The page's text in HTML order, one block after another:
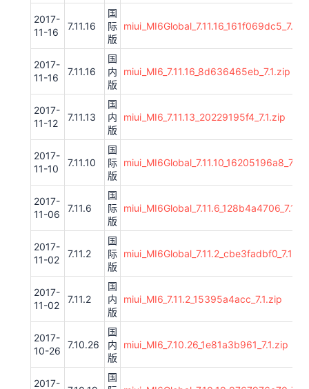
2017-
11-16
7.11.16
国
际
版
2017-
11-16
7.11.16
国
内
版
miui_MI6_7.11.16_8d636465eb_7.1.zip
2017-
11-12
7.11.13
国
内
版
miui_MI6_7.11.13_20229195f4_7.1.zip
2017-
11-10
7.11.10
国
际
版
2017-
11-06
7.11.6
国
际
版
2017-
11-02
7.11.2
国
际
版
miui_MI6Global_7.11.2_cbe3fadbf0_7.1.zip
2017-
11-02
7.11.2
国
内
版
miui_MI6_7.11.2_15395a4acc_7.1.zip
2017-
10-26
7.10.26
国
内
版
miui_MI6_7.10.26_1e81a3b961_7.1.zip
2017-
国